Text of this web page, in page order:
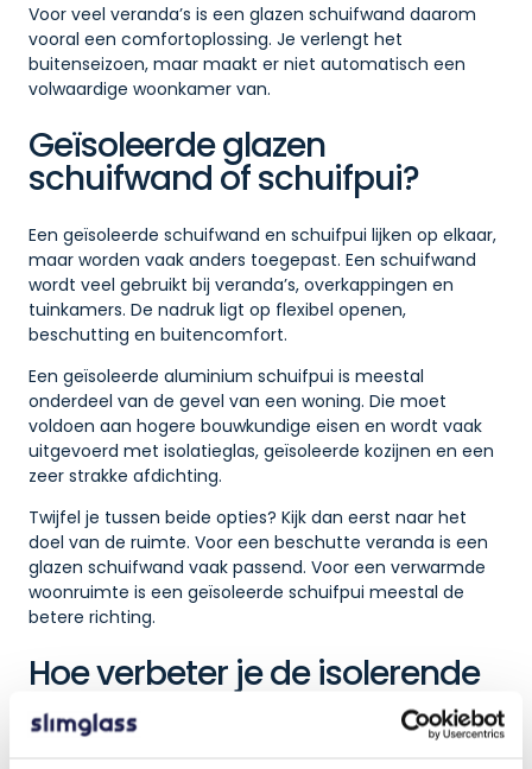
Voor veel veranda’s is een glazen schuifwand daarom
vooral een comfortoplossing. Je verlengt het
buitenseizoen, maar maakt er niet automatisch een
volwaardige woonkamer van.
Geïsoleerde glazen
schuifwand of schuifpui?
Een geïsoleerde schuifwand en schuifpui lijken op elkaar,
maar worden vaak anders toegepast. Een schuifwand
wordt veel gebruikt bij veranda’s, overkappingen en
tuinkamers. De nadruk ligt op flexibel openen,
beschutting en buitencomfort.
Een geïsoleerde aluminium schuifpui is meestal
onderdeel van de gevel van een woning. Die moet
voldoen aan hogere bouwkundige eisen en wordt vaak
uitgevoerd met isolatieglas, geïsoleerde kozijnen en een
zeer strakke afdichting.
Twijfel je tussen beide opties? Kijk dan eerst naar het
doel van de ruimte. Voor een beschutte veranda is een
glazen schuifwand vaak passend. Voor een verwarmde
woonruimte is een geïsoleerde schuifpui meestal de
betere richting.
Hoe verbeter je de isolerende
werking van een glazen
schuifwand?